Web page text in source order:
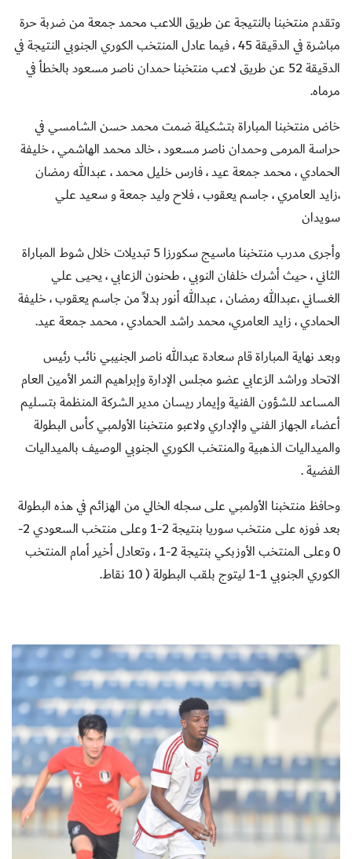
وتقدم منتخبنا بالنتيجة عن طريق اللاعب محمد جمعة من ضربة حرة
مباشرة في الدقيقة 45 ، فيما عادل المنتخب الكوري الجنوبي النتيجة في
الدقيقة 52 عن طريق لاعب منتخبنا حمدان ناصر مسعود بالخطأ في
مرماه.
خاض منتخبنا المباراة بتشكيلة ضمت محمد حسن الشامسي في
حراسة المرمى وحمدان ناصر مسعود ، خالد محمد الهاشمي ، خليفة
الحمادي ، محمد جمعة عيد ، فارس خليل محمد ، عبدالله رمضان
،زايد العامري ، جاسم يعقوب ، فلاح وليد جمعة و سعيد علي
سويدان
وأجرى مدرب منتخبنا ماسيج سكورزا 5 تبديلات خلال شوط المباراة
الثاني ، حيث أشرك خلفان النوبي ، طحنون الزعابي ، يحيى علي
الغساني ،عبدالله رمضان ، عبدالله أنور بدلاً من جاسم يعقوب ، خليفة
الحمادي ، زايد العامري، محمد راشد الحمادي ، محمد جمعة عيد.
وبعد نهاية المباراة قام سعادة عبدالله ناصر الجنيبي نائب رئيس
الاتحاد وراشد الزعابي عضو مجلس الإدارة وإبراهيم النمر الأمين العام
المساعد للشؤون الفنية وإيمار ريسان مدير الشركة المنظمة بتسليم
أعضاء الجهاز الفني والإداري ولاعبو منتخبنا الأولمبي كأس البطولة
والميداليات الذهبية والمنتخب الكوري الجنوبي الوصيف بالميداليات
الفضية .
وحافظ منتخبنا الأولمبي على سجله الخالي من الهزائم في هذه البطولة
بعد فوزه على منتخب سوريا بنتيجة 2-1 وعلى منتخب السعودي 2-
0 وعلى المنتخب الأوزبكي بنتيجة 2-1 ، وتعادل أخير أمام المنتخب
الكوري الجنوبي 1-1 ليتوج بلقب البطولة ( 10 نقاط.